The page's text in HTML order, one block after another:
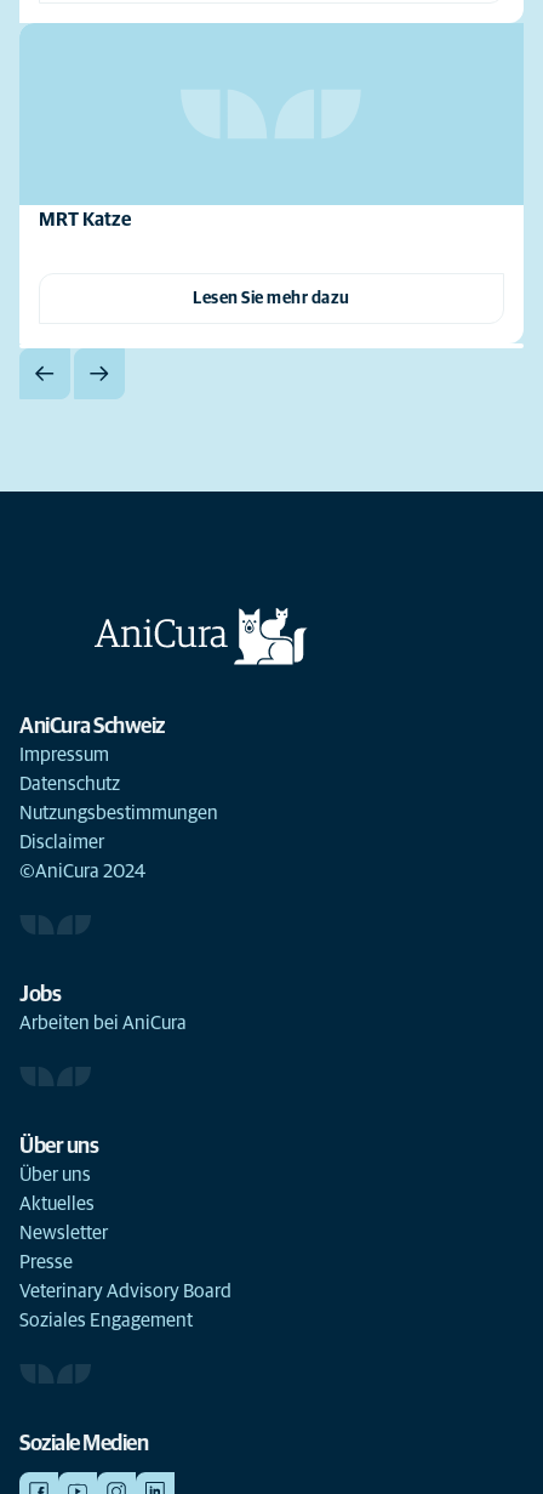
MRT Katze
Lesen Sie mehr dazu
AniCura Schweiz
Impressum
Datenschutz
Nutzungsbestimmungen
Disclaimer
©AniCura 2024
Jobs
Arbeiten bei AniCura
Über uns
Über uns
Aktuelles
Newsletter
Presse
Veterinary Advisory Board
Soziales Engagement
Soziale Medien